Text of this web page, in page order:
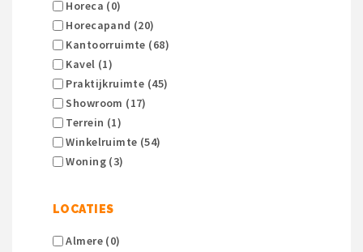
Horeca (0)
Horecapand (20)
Kantoorruimte (68)
Kavel (1)
Praktijkruimte (45)
Showroom (17)
Terrein (1)
Winkelruimte (54)
Woning (3)
LOCATIES
Almere (0)